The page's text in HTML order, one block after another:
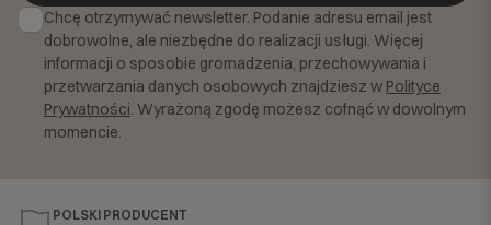
Chcę otrzymywać newsletter. Podanie adresu email jest
dobrowolne, ale niezbędne do realizacji usługi. Więcej
informacji o sposobie gromadzenia, przechowywania i
przetwarzania danych osobowych znajdziesz w Polityce
Prywatności. Wyrażoną zgodę możesz cofnąć w dowolnym
momencie.
POLSKI PRODUCENT